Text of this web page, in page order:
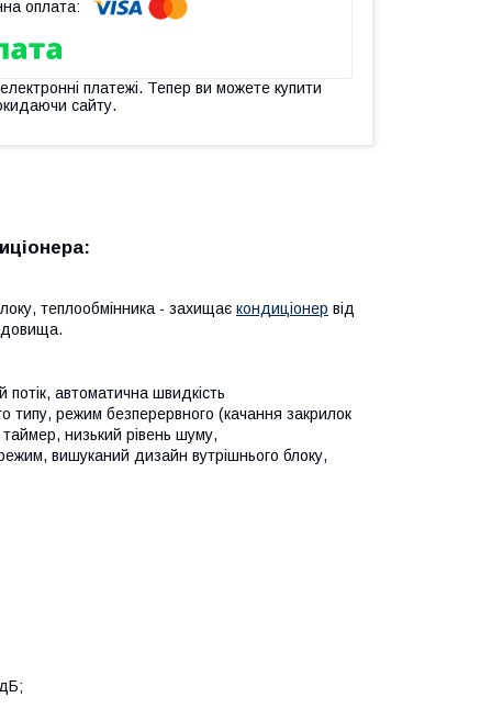
платежі. Тепер ви можете купити
сайту.
теплообмінника - захищає кондиціонер від
автоматична швидкість
типу, режим безперервного (качання закрилок
низький рівень шуму,
вишуканий дизайн вутрішнього блоку,